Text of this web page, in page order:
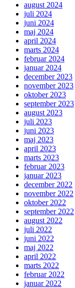
august 2024
juli 2024
juni 2024
maj 2024
april 2024
marts 2024
februar 2024
januar 2024
december 2023
november 2023
oktober 2023
september 2023
august 2023
juli 2023
juni 2023
maj 2023
april 2023
marts 2023
februar 2023
januar 2023
december 2022
november 2022
oktober 2022
september 2022
august 2022
juli 2022
juni 2022
maj 2022
april 2022
marts 2022
februar 2022
januar 2022